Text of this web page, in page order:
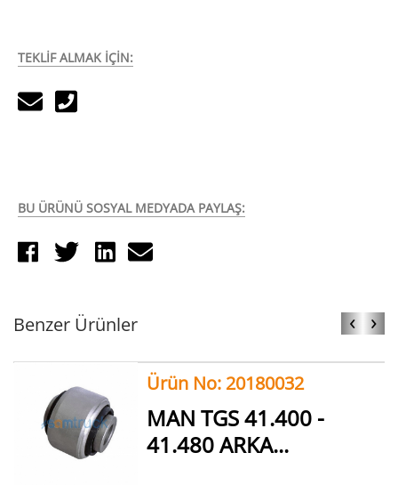
TEKLİF ALMAK İÇİN:
BU ÜRÜNÜ SOSYAL MEDYADA PAYLAŞ:
Benzer Ürünler ‹ ›
Ürün No: 20180032
MAN TGS 41.400 -
41.480 ARKA...